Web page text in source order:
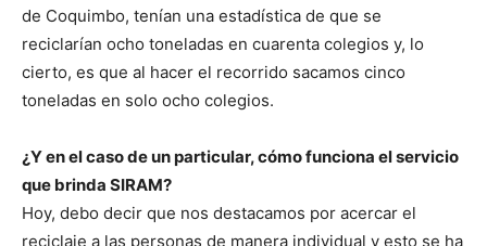
de Coquimbo, tenían una estadística de que se
reciclarían ocho toneladas en cuarenta colegios y, lo
cierto, es que al hacer el recorrido sacamos cinco
toneladas en solo ocho colegios.
¿Y en el caso de un particular, cómo funciona el servicio
que brinda SIRAM?
Hoy, debo decir que nos destacamos por acercar el
reciclaje a las personas de manera individual y esto se ha